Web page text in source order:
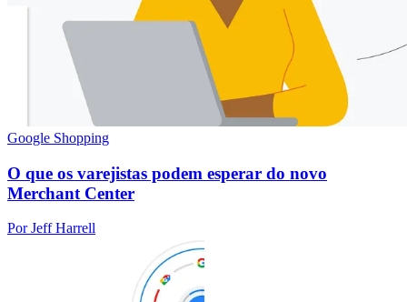
Google Shopping
O que os varejistas podem esperar do novo
Merchant Center
Por Jeff Harrell